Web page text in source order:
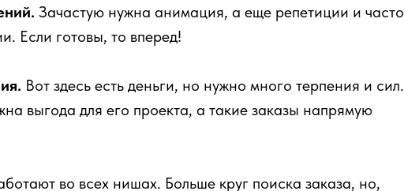
Зачастую нужна анимация, а еще репетиции и часто
Если готовы, то вперед!
Вот здесь есть деньги, но нужно много терпения и сил.
выгода для его проекта, а такие заказы напрямую
во всех нишах. Больше круг поиска заказа, но,